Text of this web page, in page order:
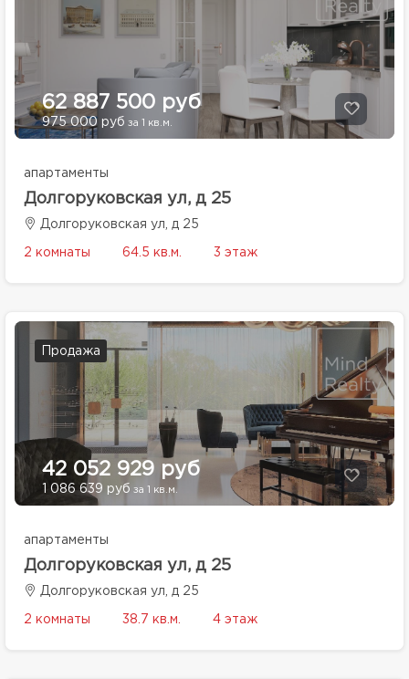
62 887 500 руб
975 000 руб за 1 кв.м.
апартаменты
Долгоруковская ул, д 25
Долгоруковская ул, д 25
2 комнаты 64.5 кв.м. 3 этаж
Продажа
42 052 929 руб
1 086 639 руб за 1 кв.м.
апартаменты
Долгоруковская ул, д 25
Долгоруковская ул, д 25
2 комнаты 38.7 кв.м. 4 этаж